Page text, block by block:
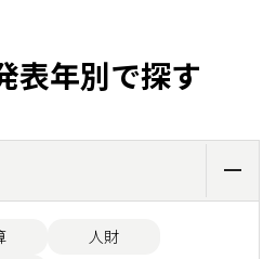
表年別で探す
人財